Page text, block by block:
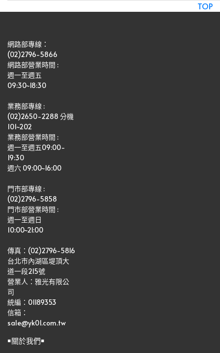
TOP
網路部專線：
(02)2796-5866
網路部營業時間 :
週一至週五
09:30~18:30
業務部專線 :
(02)2650-2288 分機
101~202
業務部營業時間 :
週一至週五09:00-
19:30
週六 09:00~16:00
門市部專線 :
(02)2796-5858
門市部營業時間 :
週一至週日
10:00~21:00
傳真：(02)2796-5816
台北市內湖區堤頂大
道一段215號
營業人：雅光有限公
司
統編：01189353
信箱：
sale@yk01.com.tw
￭關於我們￭